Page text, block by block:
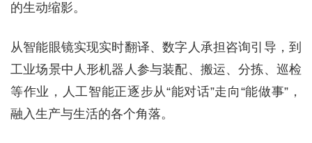
的生动缩影。
从智能眼镜实现实时翻译、数字人承担咨询引导，到
工业场景中人形机器人参与装配、搬运、分拣、巡检
等作业，人工智能正逐步从“能对话”走向“能做事”，
融入生产与生活的各个角落。